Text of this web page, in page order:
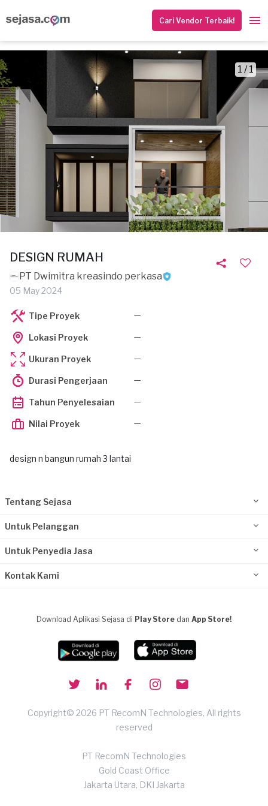
Cari Vendor Terbaik!
1 / 1
DESIGN RUMAH
PT Dwimitra kreasindo perkasa
05 May 2024
Tipe Proyek —
Lokasi Proyek —
Ukuran Proyek —
Durasi Pengerjaan —
Tahun Penyelesaian —
Nilai Proyek —
design n bangun rumah 3 lantai
Tentang Sejasa
Untuk Pelanggan
Untuk Penyedia Jasa
Kontak Kami
Download Aplikasi Sejasa di Play Store dan App Store!
Copyright© 2026 PT RecomN Technologies, All rights
reserved
PT RecomN Technologies
Gold Coast Office
Jakarta Utara, DKI Jakarta